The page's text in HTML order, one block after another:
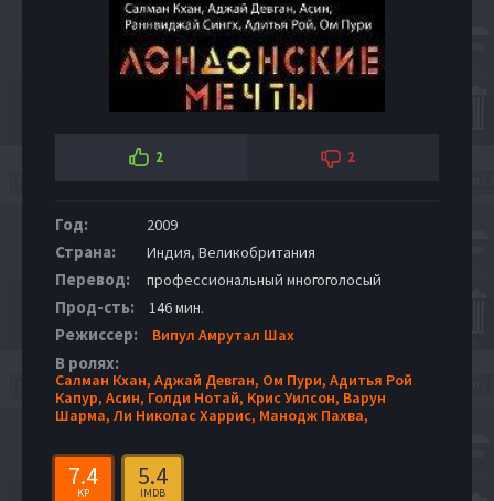
2 2
Год: 2009
Страна: Индия, Великобритания
Перевод: профессиональный многоголосый
Прод-сть: 146 мин.
Режиссер: Випул Амрутал Шах
В ролях:
Салман Кхан, Аджай Девган, Ом Пури, Адитья Рой
Капур, Асин, Голди Нотай, Крис Уилсон, Варун
Шарма,Ли Николас Харрис, Манодж Пахва,
7.4
KP
5.4
IMDB